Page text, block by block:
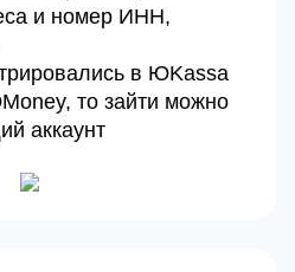
и номер ИНН,
в ЮKassa
то зайти можно
аккаунт